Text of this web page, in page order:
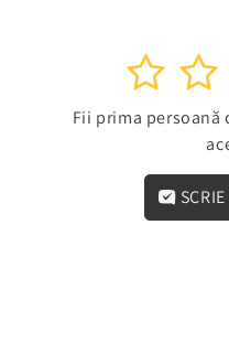
2
1
Fii prima persoană